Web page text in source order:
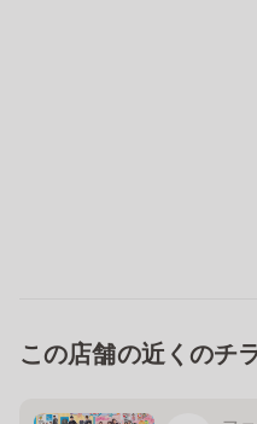
この店舗の近くのチ